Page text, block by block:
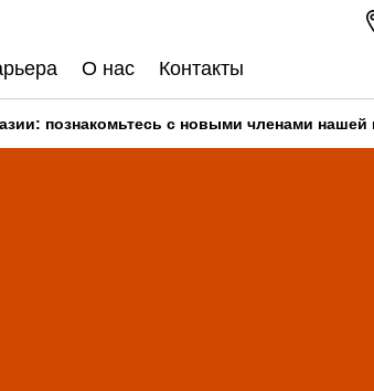
О нас Контакты
познакомьтесь с новыми членами нашей